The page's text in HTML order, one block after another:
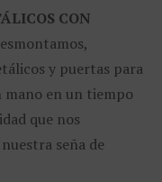
CON
y puertas para
en un tiempo
que nos
seña de